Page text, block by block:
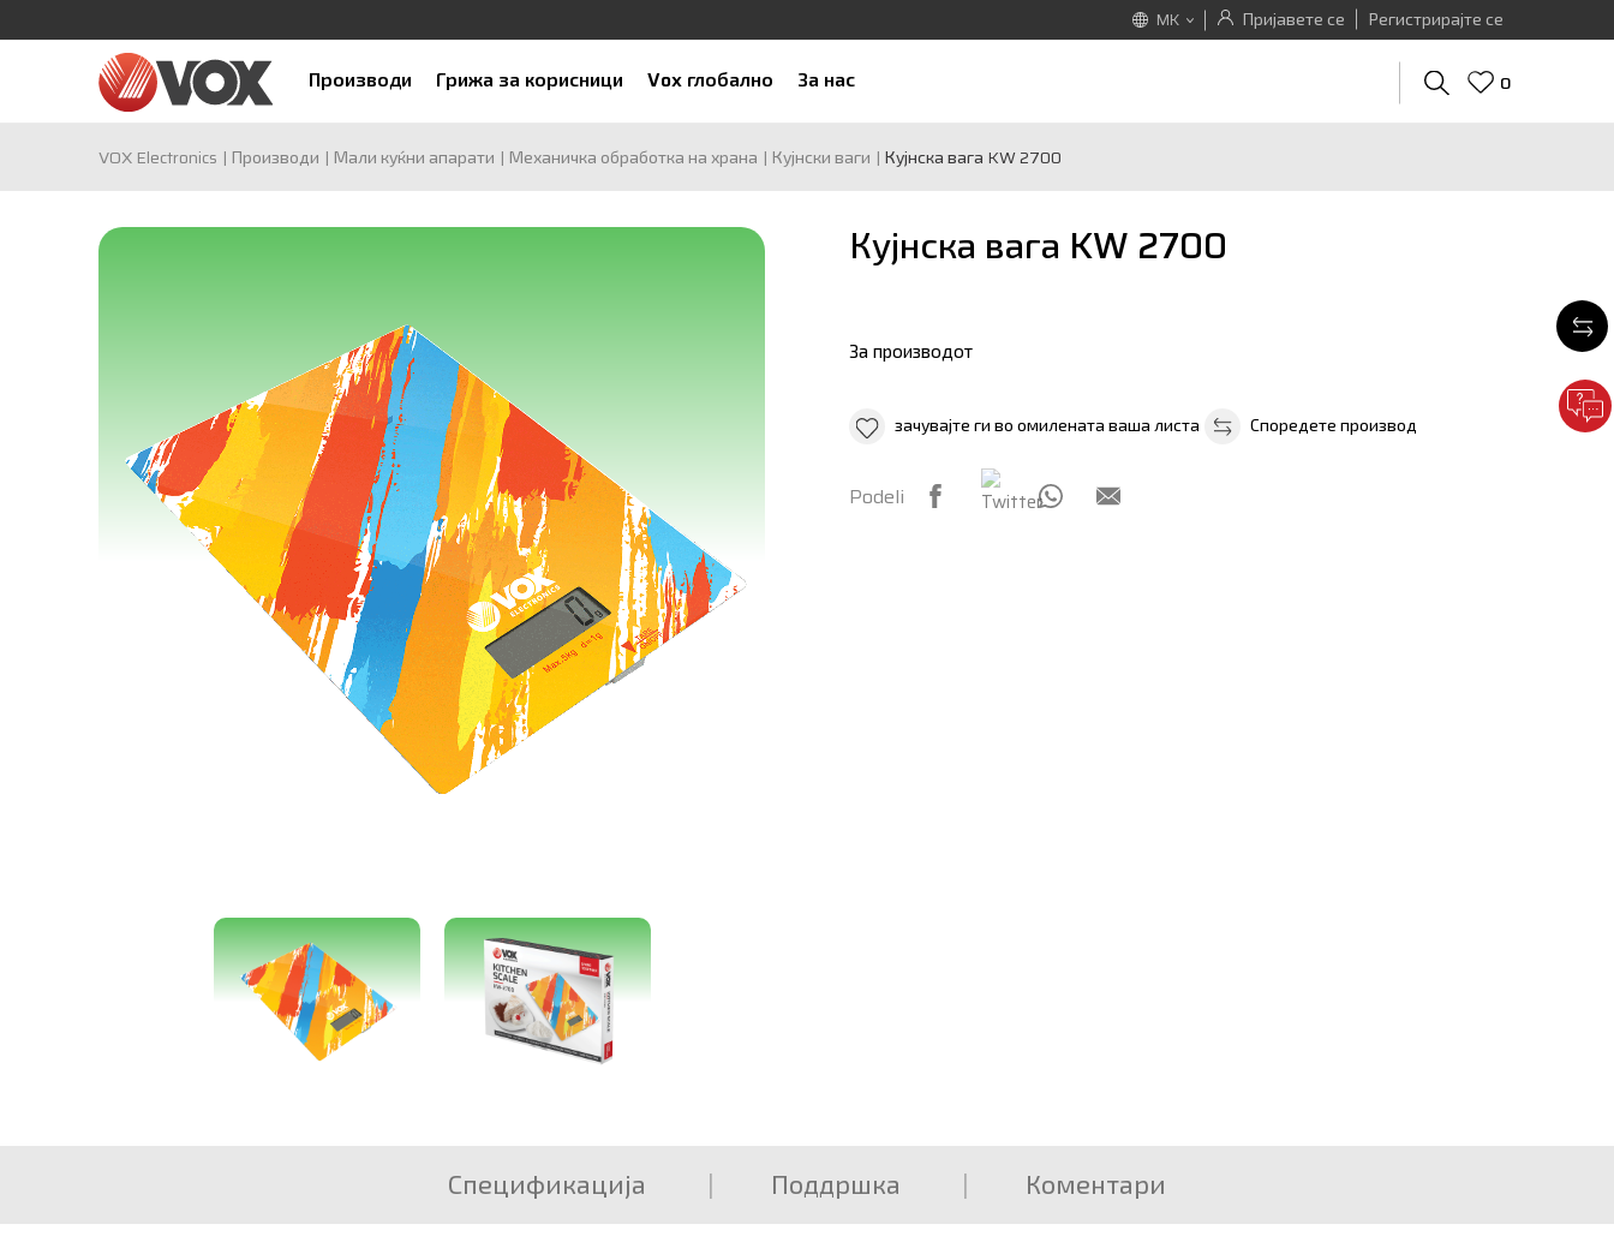
Пријавете се Регистрирајте се
MK
Производи Грижа за корисници Vox глобално За нас 0
VOX Electronics Производи Мали куќни апарати Механичка обработка на храна Кујнски ваги Кујнска вага KW 2700
Кујнска вага KW 2700
За производот
зачувајте ги во омилената ваша листа Споредете производ
Podeli
Спецификација Поддршка Коментари